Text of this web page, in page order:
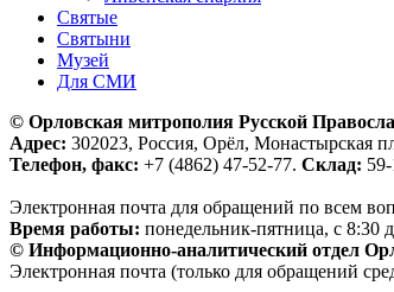
Святые
Святыни
Музей
Для СМИ
© Орловская митрополия Русской
Адрес: 302023, Россия, Орёл, Монастырская
Телефон, факс: +7 (4862) 47-52-77. Склад:
Электронная почта для обращений по всем
Время работы: понедельник-пятница, с 8:30
© Информационно-аналитический отдел
Электронная почта (только для обращений